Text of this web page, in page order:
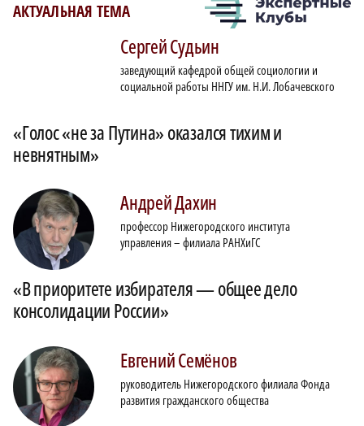
АКТУАЛЬНАЯ ТЕМА
СергейСудьин
заведующий кафедрой общей социологии и
социальной работы ННГУ им. Н.И. Лобачевского
«Голос «не за Путина» оказался тихим и
невнятным»
АндрейДахин
профессор Нижегородского института
управления – филиала РАНХиГС
«В приоритете избирателя — общее дело
консолидации России»
ЕвгенийСемёнов
руководитель Нижегородского филиала Фонда
развития гражданского общества